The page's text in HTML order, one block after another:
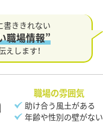
書ききれない
職場情報”
えします！
職場の雰囲気
助け合う風土がある
年齢や性別の壁がない